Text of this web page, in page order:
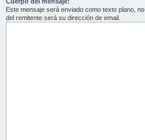
Este mensaje será enviado como texto plano,
del remitente será su dirección de email.